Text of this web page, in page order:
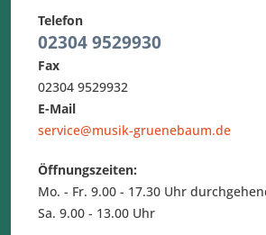
Telefon
02304 9529930
Fax
02304 9529932
E-Mail
service@musik-gruenebaum.de
Öffnungszeiten:
Mo. - Fr. 9.00 - 17.30 Uhr
Sa. 9.00 - 13.00 Uhr